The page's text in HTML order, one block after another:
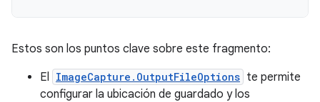
Estos son los puntos clave sobre este fragmento:
El ImageCapture.OutputFileOptions te permite
configurar la ubicación de guardado y los